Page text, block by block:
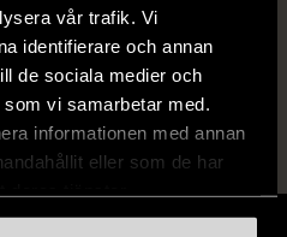
vår trafik. Vi
identifierare och annan
de sociala medier och
vi samarbetar med.
informationen med annan
eller som de har